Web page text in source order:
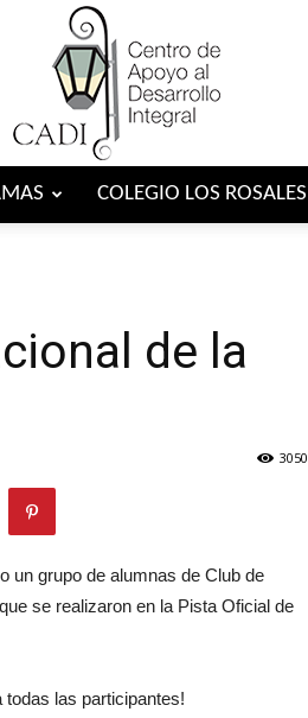
COLEGIO LOS ROSALES
de la
3050
un grupo de alumnas de Club de
se realizaron en la Pista Oficial de
las participantes!